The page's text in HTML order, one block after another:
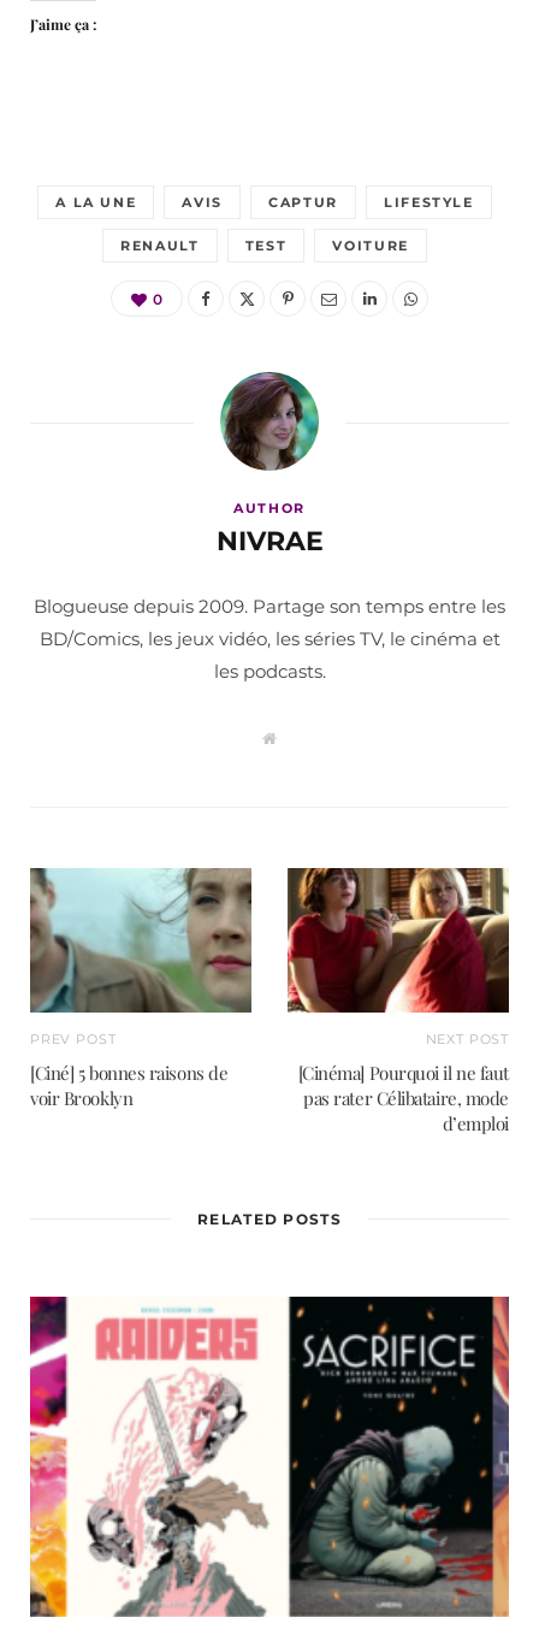
J’aime ça :
A LA UNE AVIS CAPTUR LIFESTYLE
RENAULT TEST VOITURE
0
AUTHOR
NIVRAE
Blogueuse depuis 2009. Partage son temps entre les
BD/Comics, les jeux vidéo, les séries TV, le cinéma et
les podcasts.
W
PREV POST
[Ciné] 5 bonnes raisons de
voir Brooklyn
NEXT POST
[Cinéma] Pourquoi il ne faut
pas rater Célibataire, mode
d’emploi
RELATED POSTS